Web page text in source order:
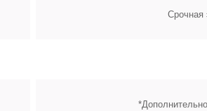
Срочная